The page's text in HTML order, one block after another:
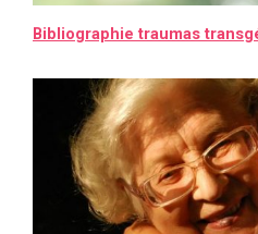
Bibliographie traumas